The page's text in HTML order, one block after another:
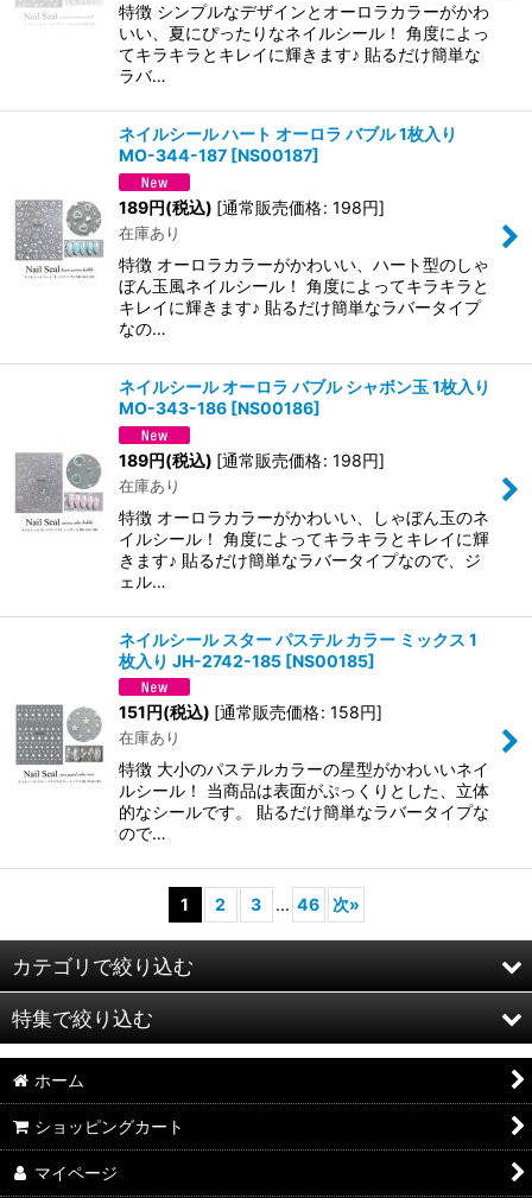
特徴 シンプルなデザインとオーロラカラーがかわ
いい、夏にぴったりなネイルシール！ 角度によっ
てキラキラとキレイに輝きます♪ 貼るだけ簡単な
ラバ…
ネイルシール ハート オーロラ バブル 1枚入り
MO-344-187 [NS00187]
189円(税込) [通常販売価格: 198円]
在庫あり
特徴 オーロラカラーがかわいい、ハート型のしゃ
ぼん玉風ネイルシール！ 角度によってキラキラと
キレイに輝きます♪ 貼るだけ簡単なラバータイプ
なの…
ネイルシール オーロラ バブル シャボン玉 1枚入り
MO-343-186 [NS00186]
189円(税込) [通常販売価格: 198円]
在庫あり
特徴 オーロラカラーがかわいい、しゃぼん玉のネ
イルシール！ 角度によってキラキラとキレイに輝
きます♪ 貼るだけ簡単なラバータイプなので、ジ
ェル…
ネイルシール スター パステル カラー ミックス 1
枚入り JH-2742-185 [NS00185]
151円(税込) [通常販売価格: 158円]
在庫あり
特徴 大小のパステルカラーの星型がかわいいネイ
ルシール！ 当商品は表面がぷっくりとした、立体
的なシールです。 貼るだけ簡単なラバータイプな
ので…
1 2 3 ... 46 次»
カテゴリで絞り込む
セット販売・アウトレットコーナー
NEWガラス製ストーン（ホットフィックス）
高品質ガラス製ストーン
ラインストーン 天然石風
特集で絞り込む
レジンクラブ
ツメキラ
PADICO パジコ
ホーム
ショッピングカート
マイページ